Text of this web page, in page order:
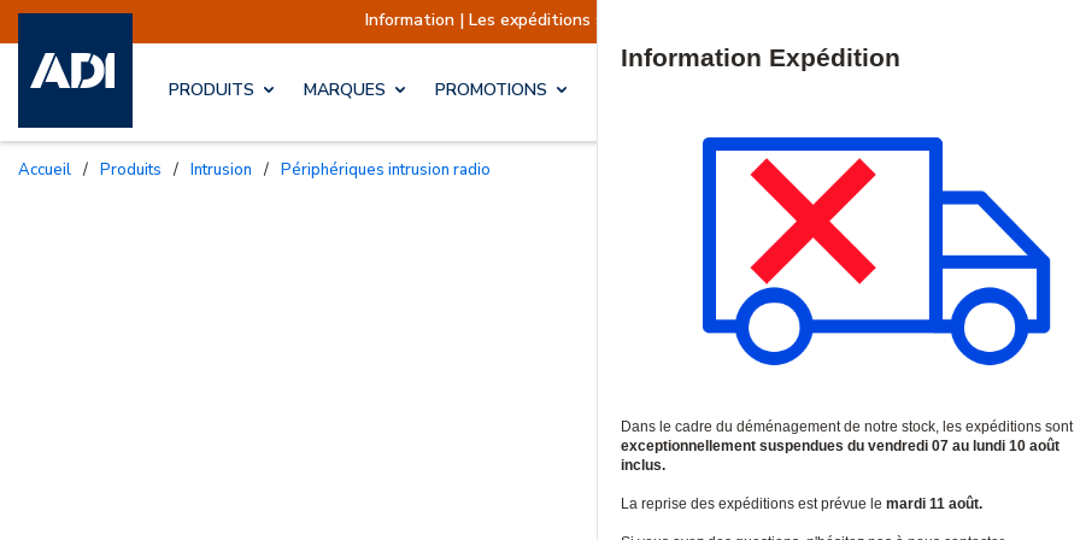
Information | Les expéditions sont actuellement suspendues Reprise prévue le
PRODUITS MARQUES PROMOTIONS
Accueil / Produits / Intrusion / Périphériques intrusion radio